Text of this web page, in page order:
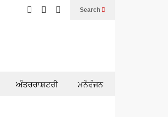
Search
ਅੰਤਰਰਾਸ਼ਟਰੀ ਮਨੋਰੰਜਨ